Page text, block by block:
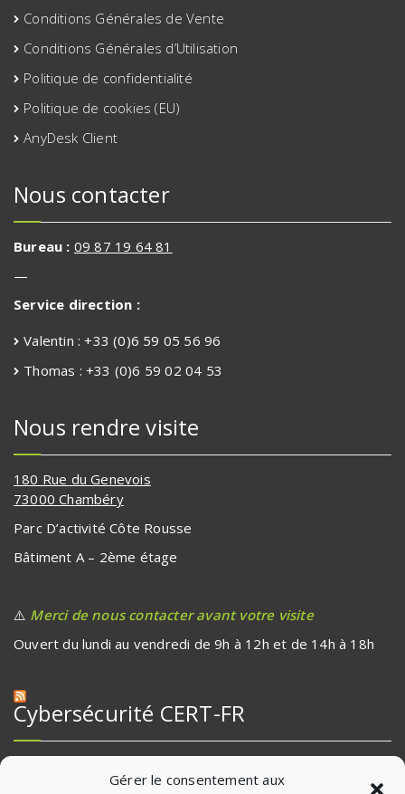
Gérer le consentement aux
Conditions Générales de Vente
Conditions Générales d’Utilisation
Politique de confidentialité
Politique de cookies (EU)
AnyDesk Client
Nous contacter
Bureau : 09 87 19 64 81
—
Service direction :
Valentin : +33 (0)6 59 05 56 96
Thomas : +33 (0)6 59 02 04 53
Nous rendre visite
180 Rue du Genevois
73000 Chambéry
Parc D’activité Côte Rousse
Bâtiment A – 2ème étage
⚠️ Merci de nous contacter avant votre visite
Ouvert du lundi au vendredi de 9h à 12h et de 14h à 18h
Cybersécurité CERT-FR
Multiples vulnérabilités dans KeyCloak (06 août 2026)